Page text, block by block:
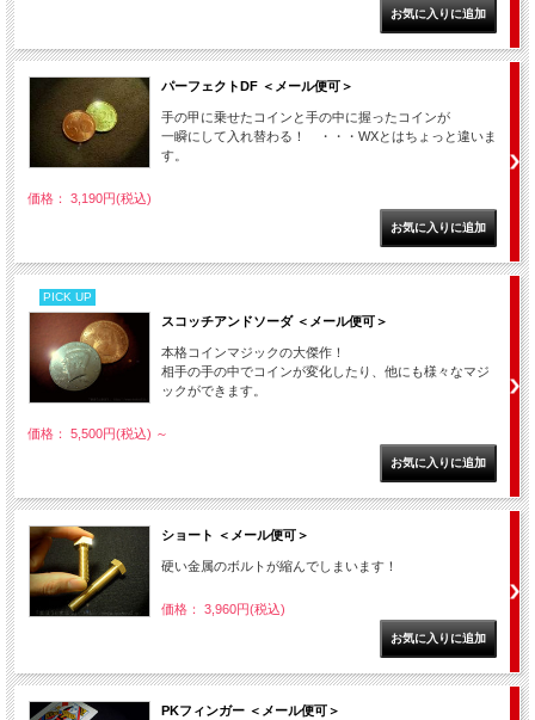
パーフェクトDF ＜メール便可＞
手の甲に乗せたコインと手の中に握ったコインが
一瞬にして入れ替わる！ ・・・WXとはちょっと違いま
す。
価格： 3,190円(税込)
PICK UP
スコッチアンドソーダ ＜メール便可＞
本格コインマジックの大傑作！
相手の手の中でコインが変化したり、他にも様々なマジ
ックができます。
価格： 5,500円(税込) ～
ショート ＜メール便可＞
硬い金属のボルトが縮んでしまいます！
価格： 3,960円(税込)
PKフィンガー ＜メール便可＞